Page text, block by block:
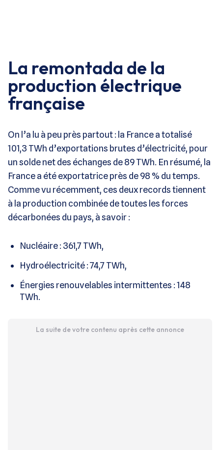
La remontada de la
production électrique
française
On l’a lu à peu près partout : la France a totalisé
101,3 TWh d’exportations brutes d’électricité, pour
un solde net des échanges de 89 TWh. En résumé, la
France a été exportatrice près de 98 % du temps.
Comme vu récemment, ces deux records tiennent
à la production combinée de toutes les forces
décarbonées du pays, à savoir :
Nucléaire : 361,7 TWh,
Hydroélectricité : 74,7 TWh,
Énergies renouvelables intermittentes : 148
TWh.
La suite de votre contenu après cette annonce